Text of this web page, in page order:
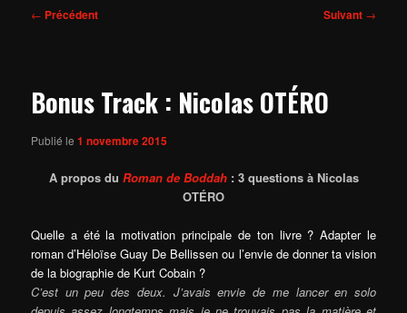
Navigation
← Précédent Suivant →
Bonus Track : Nicolas OTÉRO
Publié le1 novembre 2015
A propos du Roman de Boddah: 3 questions à Nicolas
OTÉRO
Quelle a été la motivation principale de ton livre ? Adapter le
roman d’Héloïse Guay De Bellissen ou l’envie de donner ta vision
de la biographie de Kurt Cobain ?
C’est un peu des deux. J’avais envie de me lancer en solo